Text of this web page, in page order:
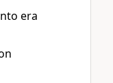
era